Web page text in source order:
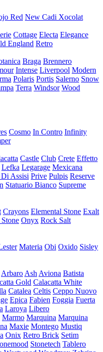
Red New Cadi Xocolat
Cottage Electa Elegance
England Retro
Braga Brennero
Intense Liverpool Modern
Polaris Portis Salerno Snow
Terra Windsor Wood
Cosmo In Contro Infinity
Castle Club Crete Effetto
Lefka Legarage Mexicana
Assisi Prive Pulpis Reserve
Statuario Bianco Supreme
Crayons Elemental Stone Exalt
Onyx Rock Salt
Materia Obi Oxido Sisley
Arbaro Ash Aviona Batista
Gold Calacatta White
Catalea Celtis Ceppo Nuovo
Epica Fabien Foggia Fuerta
Laroya Libero
Marmo Marquina Marquina
Maxie Montego Mustiq
Onix Retro Brick Setim
Stonetech Tablero